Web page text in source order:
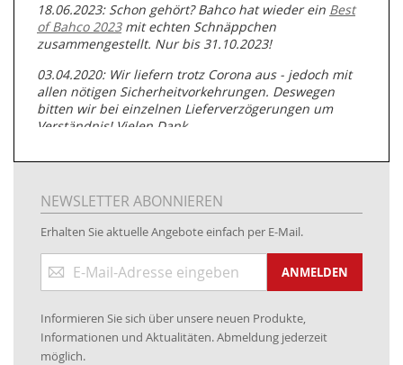
18.06.2023: Schon gehört? Bahco hat wieder ein Best
of Bahco 2023mit echten Schnäppchen
zusammengestellt. Nur bis 31.10.2023!
03.04.2020: Wir liefern trotz Corona aus - jedoch mit
allen nötigen Sicherheitvorkehrungen. Deswegen
bitten wir bei einzelnen Lieferverzögerungen um
Verständnis! Vielen Dank.
05.07.2019: Neuester Zugang zu unserer
Rohrbearbeitung
01.06.2019: Individuell
bedruckte Kabeltrommeln
www.kabeltrommeln-versand.de/Kabelbedruckung
04.11.2018: Überarbeitung der Corporate Identity (CI)
16.01.2017:JETZT NEU- Visa & MasterCard (inkl.
Maestro)
NEWSLETTER ABONNIEREN
Erhalten Sie aktuelle Angebote einfach per E-Mail.
zum
ANMELDEN
Informieren Sie sich über unsere neuen Produkte,
Informationen und Aktualitäten. Abmeldung jederzeit
möglich.